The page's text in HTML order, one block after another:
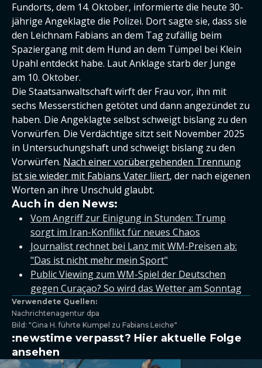
Fundorts, dem 14. Oktober, informierte die heute 30-
jährige Angeklagte die Polizei. Dort sagte sie, dass sie
den Leichnam Fabians an dem Tag zufällig beim
Spaziergang mit dem Hund an dem Tümpel bei Klein
Upahl entdeckt habe. Laut Anklage starb der Junge
am 10. Oktober.
Die Staatsanwaltschaft wirft der Frau vor, ihn mit
sechs Messerstichen getötet und dann angezündet zu
haben. Die Angeklagte selbst schweigt bislang zu den
Vorwürfen. Die Verdächtige sitzt seit November 2025
in Untersuchungshaft und schweigt bislang zu den
Vorwürfen. Nach einer vorübergehenden Trennung
ist sie wieder mit Fabians Vater liiert, der nach eigenen
Worten an ihre Unschuld glaubt.
Auch in den News:
Vom Angriff zur Einigung in Stunden: Trump
sorgt im Iran-Konflikt für neues Chaos
Journalist rechnet bei Lanz mit WM-Preisen ab:
"Das ist nicht mehr mein Sport"
Public Viewing zum WM-Spiel der Deutschen
gegen Curaçao? So wird das Wetter am Sonntag
Verwendete Quellen:
Nachrichtenagentur dpa
Bild: "Gina H. führte Kumpel zu Fabians Leiche"
:newstime verpasst? Hier aktuelle Folge
ansehen